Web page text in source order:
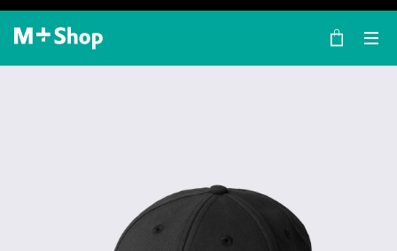
×
M+ Shop